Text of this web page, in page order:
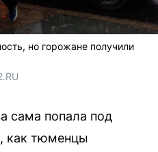
но горожане получили
сама попала под
как тюменцы